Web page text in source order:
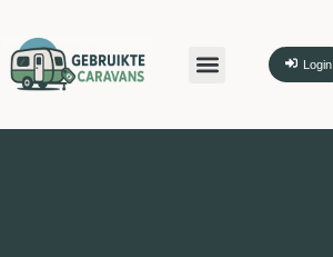
Login